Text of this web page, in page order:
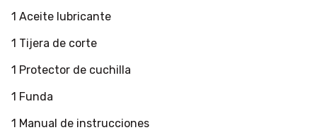
1 Aceite lubricante
1 Tijera de corte
1 Protector de cuchilla
1 Funda
1 Manual de instrucciones